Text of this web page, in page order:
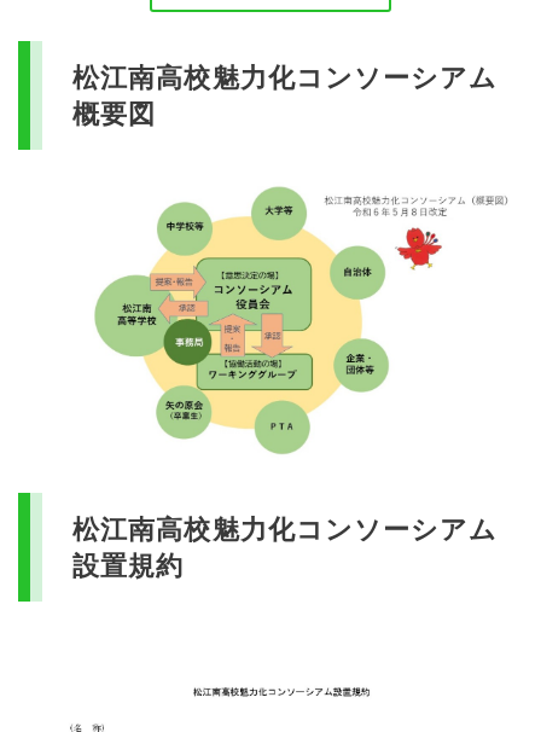
松江南高校魅力化コンソーシアム
概要図
松江南高校魅力化コンソーシアム
設置規約